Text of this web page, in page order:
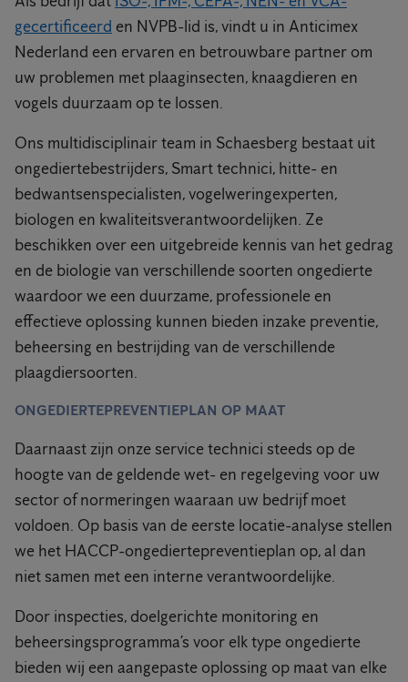
gecertificeerd en NVPB-lid is, vindt u in Anticimex
Nederland een ervaren en betrouwbare partner om
uw problemen met plaaginsecten, knaagdieren en
vogels duurzaam op te lossen.
Ons multidisciplinair team in Schaesberg bestaat uit
ongediertebestrijders, Smart technici, hitte- en
bedwantsenspecialisten, vogelweringexperten,
biologen en kwaliteitsverantwoordelijken. Ze
beschikken over een uitgebreide kennis van het gedrag
en de biologie van verschillende soorten ongedierte
waardoor we een duurzame, professionele en
effectieve oplossing kunnen bieden inzake preventie,
beheersing en bestrijding van de verschillende
plaagdiersoorten.
ONGEDIERTEPREVENTIEPLAN OP MAAT
Daarnaast zijn onze service technici steeds op de
hoogte van de geldende wet- en regelgeving voor uw
sector of normeringen waaraan uw bedrijf moet
voldoen. Op basis van de eerste locatie-analyse stellen
we het HACCP-ongediertepreventieplan op, al dan
niet samen met een interne verantwoordelijke.
Door inspecties, doelgerichte monitoring en
beheersingsprogramma’s voor elk type ongedierte
bieden wij een aangepaste oplossing op maat van elke